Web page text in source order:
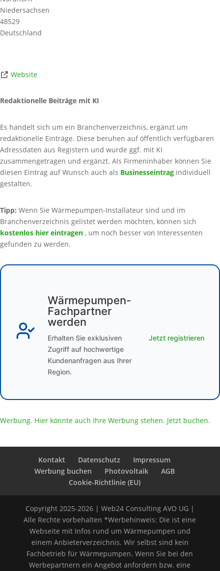
Niedersachsen
48529
Deutschland
Website
Redaktionelle Beiträge mit KI
Es handelt sich um ein Branchenverzeichnis, ergänzt um
redaktionelle Einträge. Diese beruhen auf öffentlich verfügbaren
Adressdaten aus Registern und wurde ggf. mit KI
zusammengetragen und ergänzt. Als Firmeninhaber können Sie
diesen Eintrag auf Wunsch auch als Businesseintrag individuell
gestalten.
Tipp: Wenn Sie Wärmepumpen-Installateur sind und im
Branchenverzeichnis gelistet werden möchten, können sich
kostenlos hier eintragen , um noch besser von Interessenten
gefunden zu werden.
Wärmepumpen-
Fachpartner
werden
Erhalten Sie exklusiven
Zugriff auf hochwertige
Kundenanfragen aus Ihrer
Region.
Jetzt registrieren
Werbung. Hier könnte auch Ihre Werbung stehen. Jetzt buchen.
Kontakt Datenschutz
Impressum
Werbung buchen
Photovoltaik
AGB
Cookie-Richtlinie (EU)
Copyright 2025-2026 | Web24 Consulting AVO UG |
Alle Rechte vorbehalten *Werbehinweis: Die ist eine
Webseite mit Infos rund um Wärmepumpen und
einem Anbieterverzeichnis. Wir selbst sind kein
Fachbetrieb für Wärmepumpen. Wenn Sie bei den
Werbepartnern ein Angebot anfordern bzw. eine